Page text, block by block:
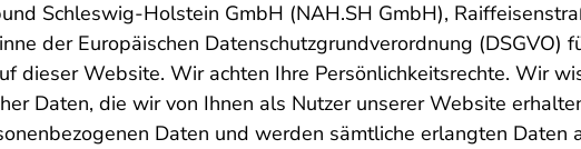
Schleswig-Holstein GmbH (NAH.SH GmbH),
der Europäischen Datenschutzgrundverordnung (DSGVO)
dieser Website. Wir achten Ihre Persönlichkeitsrechte. Wir
Daten, die wir von Ihnen als Nutzer unserer Website
Daten und werden sämtliche erlangten Daten